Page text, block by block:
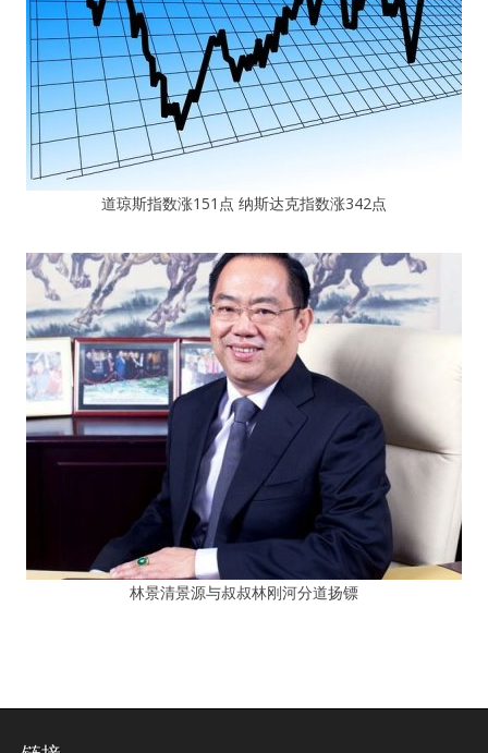
道琼斯指数涨151点 纳斯达克指数涨342点
林景清景源与叔叔林刚河分道扬镖